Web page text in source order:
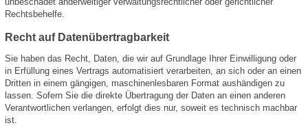
Rechtsbehelfe.
Recht auf Datenübertragbarkeit
Sie haben das Recht, Daten, die wir auf Grundlage Ihrer Einwilligung oder
in Erfüllung eines Vertrags automatisiert verarbeiten, an sich oder an einen
Dritten in einem gängigen, maschinenlesbaren Format aushändigen zu
lassen. Sofern Sie die direkte Übertragung der Daten an einen anderen
Verantwortlichen verlangen, erfolgt dies nur, soweit es technisch machbar
ist.